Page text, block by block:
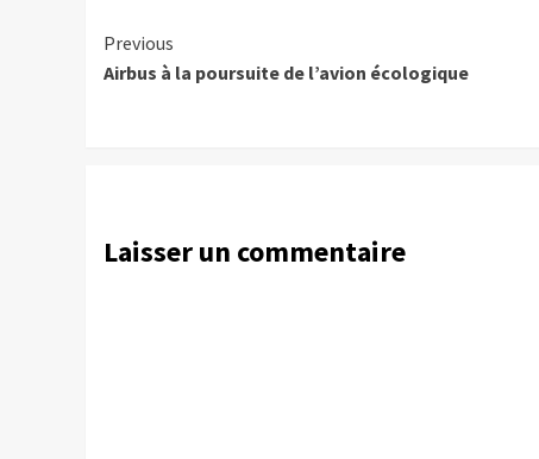
Continue
Reading
Previous
Airbus à la poursuite de l’avion écologique
Laisser un commentaire